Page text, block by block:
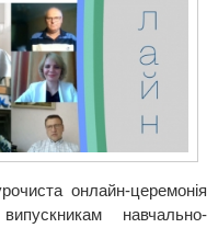
онлайн-церемонія
навчально-